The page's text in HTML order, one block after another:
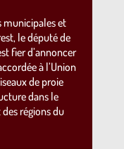
municipales et
le député de
fier d’annoncer
à l’Union
de proie
dans le
régions du